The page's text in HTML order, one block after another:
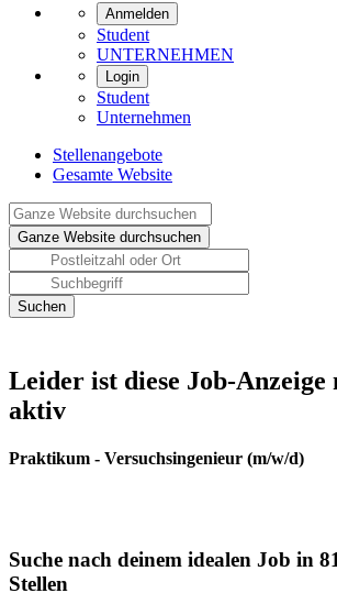
Anmelden
Student
UNTERNEHMEN
Login
Student
Unternehmen
Stellenangebote
Gesamte Website
Leider ist diese Job-
aktiv
Praktikum - Versuchsingenieur (m/w/d)
Suche nach deinem idealen Job in
Stellen